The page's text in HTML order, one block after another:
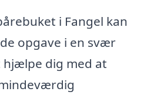
i Fangel kan
opgave i en svær
hjælpe dig med at